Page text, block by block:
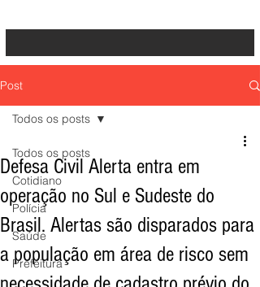
Post
Todos os posts
Cotidiano
Polícia
Saúde
Prefeitura
Todos os posts
Defesa Civil Alerta entra em
operação no Sul e Sudeste do
Brasil. Alertas são disparados para
a população em área de risco sem